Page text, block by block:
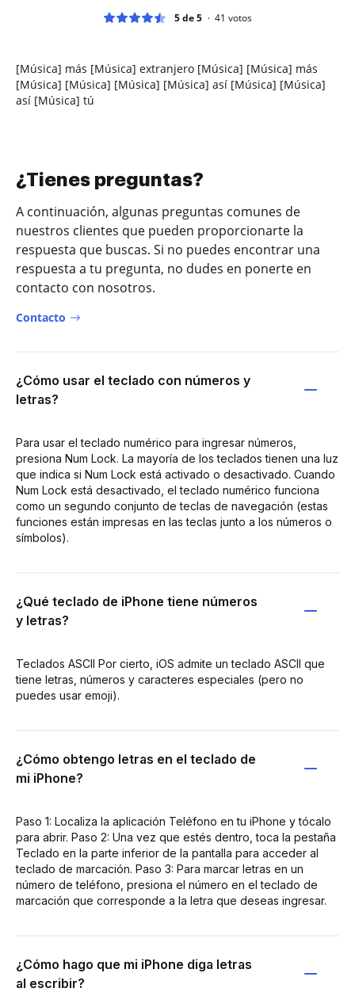
5 de 5 41 votos
[Música] más [Música] extranjero [Música] [Música] más
[Música] [Música] [Música] [Música] así [Música] [Música]
así [Música] tú
¿Tienes preguntas?
A continuación, algunas preguntas comunes de
nuestros clientes que pueden proporcionarte la
respuesta que buscas. Si no puedes encontrar una
respuesta a tu pregunta, no dudes en ponerte en
contacto con nosotros.
Contacto
¿Cómo usar el teclado con números y
letras?
Para usar el teclado numérico para ingresar números,
presiona Num Lock. La mayoría de los teclados tienen una luz
que indica si Num Lock está activado o desactivado. Cuando
Num Lock está desactivado, el teclado numérico funciona
como un segundo conjunto de teclas de navegación (estas
funciones están impresas en las teclas junto a los números o
símbolos).
¿Qué teclado de iPhone tiene números
y letras?
Teclados ASCII Por cierto, iOS admite un teclado ASCII que
tiene letras, números y caracteres especiales (pero no
puedes usar emoji).
¿Cómo obtengo letras en el teclado de
mi iPhone?
Paso 1: Localiza la aplicación Teléfono en tu iPhone y tócalo
para abrir. Paso 2: Una vez que estés dentro, toca la pestaña
Teclado en la parte inferior de la pantalla para acceder al
teclado de marcación. Paso 3: Para marcar letras en un
número de teléfono, presiona el número en el teclado de
marcación que corresponde a la letra que deseas ingresar.
¿Cómo hago que mi iPhone diga letras
al escribir?